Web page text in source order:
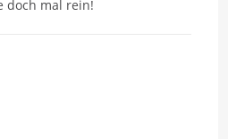
doch mal rein!